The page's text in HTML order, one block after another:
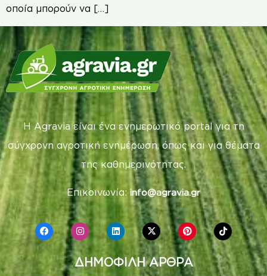
οποία μπορούν να […]
Η Agravia είναι ένα ενημερωτικό portal για τη
σύγχρονη αγροτική ενημέρωση, όπως και για θέματα
της καθημερινότητας.
Επικοινωνία: info@agravia.gr
ΔΗΜΟΦΙΛΗ ΑΡΘΡΑ